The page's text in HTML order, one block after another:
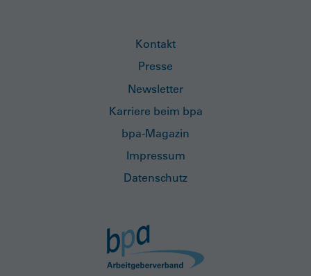
Kontakt
Presse
Newsletter
Karriere beim bpa
bpa-Magazin
Impressum
Datenschutz